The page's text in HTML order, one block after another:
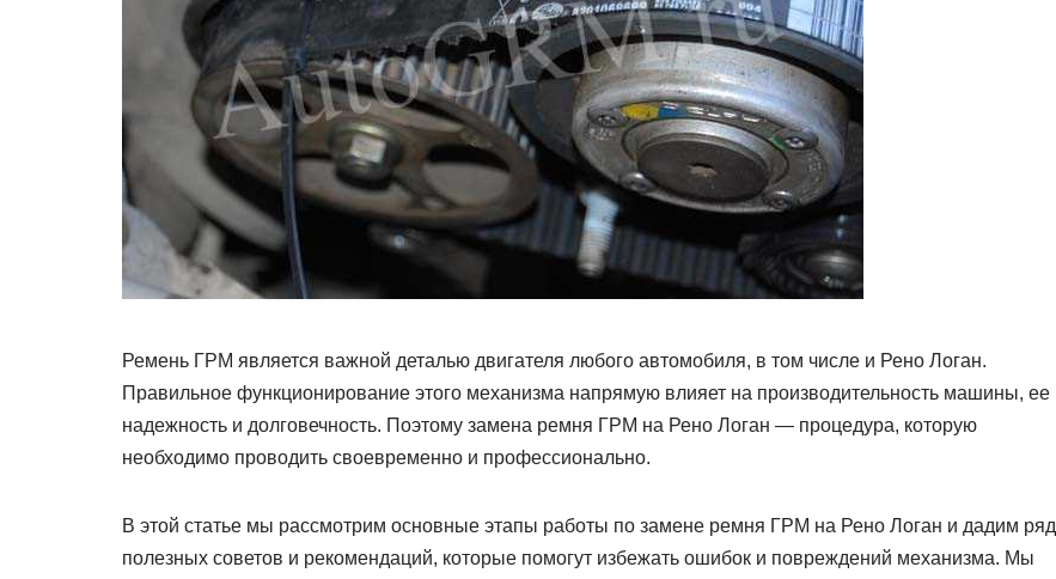
Ремень ГРМ является важной деталью двигателя любого автомобиля, в том числе и Рено Логан.
Правильное функционирование этого механизма напрямую влияет на производительность машины, ее
надежность и долговечность. Поэтому замена ремня ГРМ на Рено Логан — процедура, которую
необходимо проводить своевременно и профессионально.
В этой статье мы рассмотрим основные этапы работы по замене ремня ГРМ на Рено Логан и дадим ряд
полезных советов и рекомендаций, которые помогут избежать ошибок и повреждений механизма. Мы